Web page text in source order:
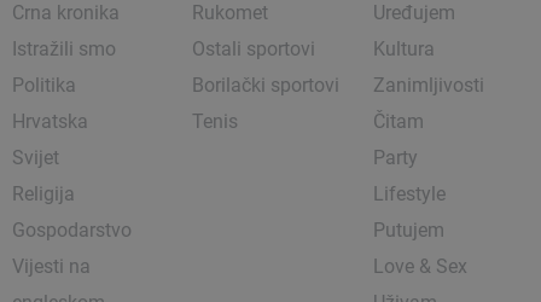
Crna kronika
Istražili smo
Politika
Hrvatska
Svijet
Religija
Gospodarstvo
Vijesti na
Rukomet
Ostali sportovi
Borilački sportovi
Tenis
Uređujem
Kultura
Zanimljivosti
Čitam
Party
Lifestyle
Putujem
Love & Sex